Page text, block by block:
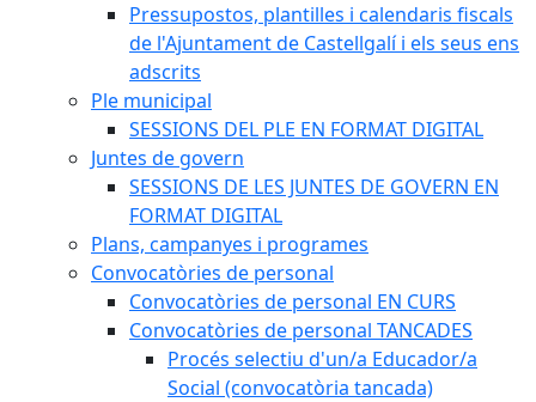
Pressupostos, plantilles i calendaris fiscals
de l'Ajuntament de Castellgalí i els seus ens
adscrits
Ple municipal
SESSIONS DEL PLE EN FORMAT DIGITAL
Juntes de govern
SESSIONS DE LES JUNTES DE GOVERN EN
FORMAT DIGITAL
Plans, campanyes i programes
Convocatòries de personal
Convocatòries de personal EN CURS
Convocatòries de personal TANCADES
Procés selectiu d'un/a Educador/a
Social (convocatòria tancada)